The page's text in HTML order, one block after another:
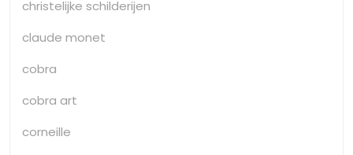
christelijke schilderijen
claude monet
cobra
cobra art
corneille